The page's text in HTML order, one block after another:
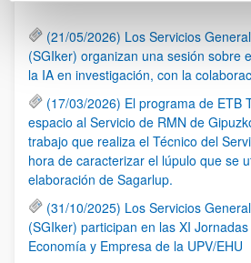
(21/05/2026) Los Servicios
(SGIker) organizan una sesión sobre
la IA en investigación, con la
(17/03/2026) El programa de ETB
espacio al Servicio de RMN de
trabajo que realiza el Técnico del
hora de caracterizar el lúpulo que se
elaboración de Sagarlup.
(31/10/2025) Los Servicios
(SGIker) participan en las XI
Economía y Empresa de la UPV/EHU